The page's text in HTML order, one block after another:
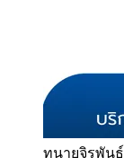
ทนายจิรพันธ์